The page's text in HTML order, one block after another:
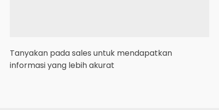
Tanyakan pada sales untuk mendapatkan
informasi yang lebih akurat